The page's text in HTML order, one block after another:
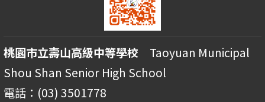
桃園市立壽山高級中等學校 Taoyuan Municipal
Shou Shan Senior High School
電話：(03) 3501778